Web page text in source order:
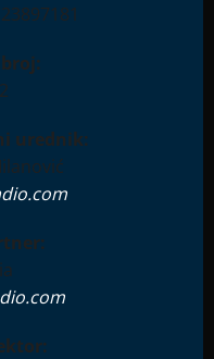
urednik: